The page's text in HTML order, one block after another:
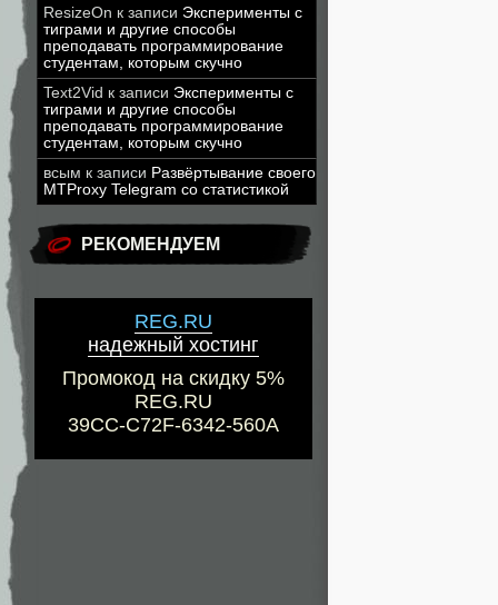
ResizeOn к записи Эксперименты с
тиграми и другие способы
преподавать программирование
студентам, которым скучно
Text2Vid к записи Эксперименты с
тиграми и другие способы
преподавать программирование
студентам, которым скучно
всым к записи Развёртывание своего
MTProxy Telegram со статистикой
РЕКОМЕНДУЕМ
REG.RU
надежный хостинг
Промокод на скидку 5%
REG.RU
39CC-C72F-6342-560A